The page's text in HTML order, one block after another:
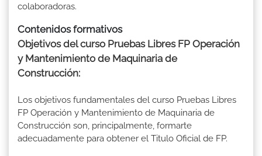
colaboradoras.
Contenidos formativos
Objetivos del curso Pruebas Libres FP Operación
y Mantenimiento de Maquinaria de
Construcción:
Los objetivos fundamentales del curso Pruebas Libres
FP Operación y Mantenimiento de Maquinaria de
Construcción son, principalmente, formarte
adecuadamente para obtener el Titulo Oficial de FP.